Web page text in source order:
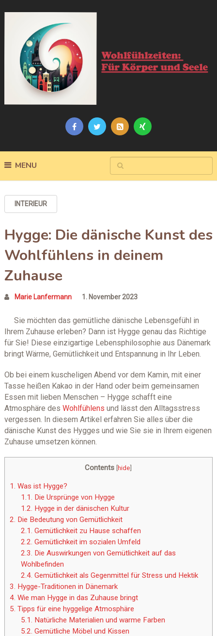
MENU
INTERIEUR
Hygge: Die dänische Kunst des
Wohlfühlens in deinem
Zuhause
Marie Lanfermann 1. November 2023
Sie möchten das gemütliche dänische Lebensgefühl in
Ihrem Zuhause erleben? Dann ist Hygge genau das Richtige
für Sie! Diese einzigartige Lebensphilosophie aus Dänemark
bringt Wärme, Gemütlichkeit und Entspannung in Ihr Leben.
Ob bei einem kuscheligen Abend vor dem Kamin, mit einer
Tasse heißen Kakao in der Hand oder beim gemeinsamen
Essen mit lieben Menschen – Hygge schafft eine
Atmosphäre des Wohlfühlens und lässt den Alltagsstress
vergessen. In diesem Artikel erfahren Sie alles über die
dänische Kunst des Hygges und wie Sie sie in Ihrem eigenen
Zuhause umsetzen können.
Contents [hide]
1. Was ist Hygge?
1.1. Die Ursprünge von Hygge
1.2. Hygge in der dänischen Kultur
2. Die Bedeutung von Gemütlichkeit
2.1. Gemütlichkeit zu Hause schaffen
2.2. Gemütlichkeit im sozialen Umfeld
2.3. Die Auswirkungen von Gemütlichkeit auf das
Wohlbefinden
2.4. Gemütlichkeit als Gegenmittel für Stress und Hektik
3. Hygge-Traditionen in Dänemark
4. Wie man Hygge in das Zuhause bringt
5. Tipps für eine hyggelige Atmosphäre
5.1. Natürliche Materialien und warme Farben
5.2. Gemütliche Möbel und Kissen